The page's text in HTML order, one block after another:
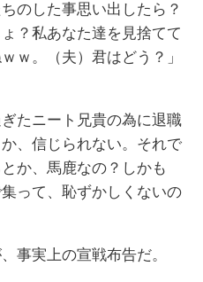
のした事思い出したら？
？私あなた達を見捨てて
ｗ。（夫）君はどう？」
たニート兄貴の為に退職
、信じられない。それで
か、馬鹿なの？しかも
って、恥ずかしくないの
事実上の宣戦布告だ。